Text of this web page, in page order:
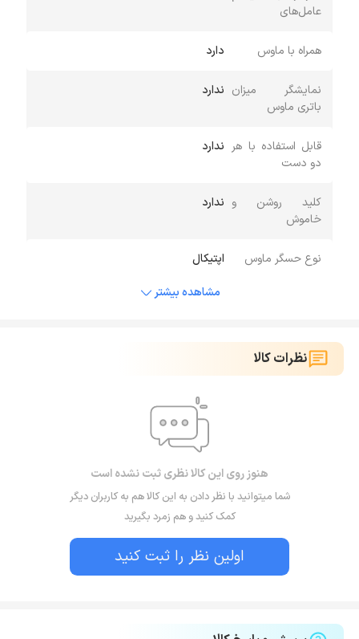
عامل‌های
همراه با ماوس دارد
نمایشگر میزان
باتری ماوس
ندارد
قابل استفاده با هر
دو دست
ندارد
کلید روشن و
خاموش
ندارد
نوع حسگر ماوس
اپتیکال
مشاهده بیشتر
نظرات کالا
هنوز روی این کالا نظری ثبت نشده است
شما میتوانید با نظر دادن به این کالا هم به کاربران دیگر
کمک کنید و هم زمرد بگیرید
اولین نظر را ثبت کنید